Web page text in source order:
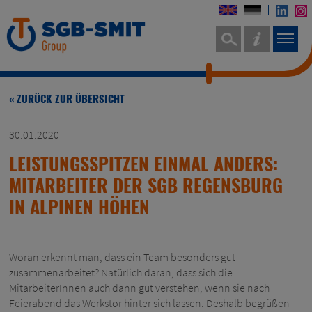
« ZURÜCK ZUR ÜBERSICHT
30.01.2020
LEISTUNGSSPITZEN EINMAL ANDERS:
MITARBEITER DER SGB REGENSBURG
IN ALPINEN HÖHEN
Woran erkennt man, dass ein Team besonders gut
zusammenarbeitet? Natürlich daran, dass sich die
MitarbeiterInnen auch dann gut verstehen, wenn sie nach
Feierabend das Werkstor hinter sich lassen. Deshalb begrüßen